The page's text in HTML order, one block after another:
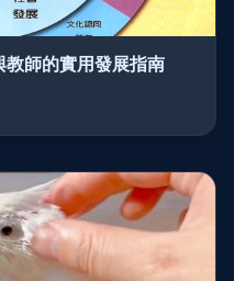
師的實用發展指南